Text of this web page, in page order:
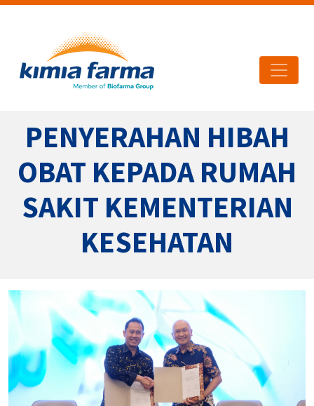
PENYERAHAN HIBAH
OBAT KEPADA RUMAH
SAKIT KEMENTERIAN
KESEHATAN